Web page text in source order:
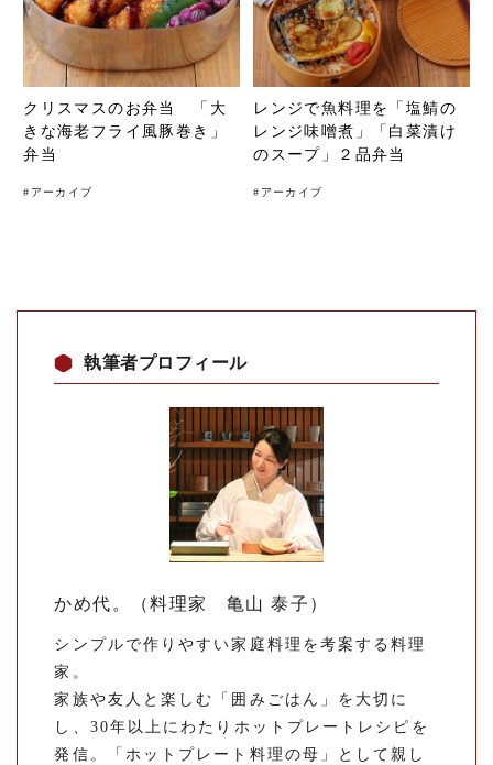
クリスマスのお弁当 「大
きな海老フライ風豚巻き」
弁当
# アーカイブ
レンジで魚料理を「塩鯖の
レンジ味噌煮」「白菜漬け
のスープ」２品弁当
# アーカイブ
執筆者プロフィール
かめ代。（料理家 亀山 泰子）
シンプルで作りやすい家庭料理を考案する料理
家。
家族や友人と楽しむ「囲みごはん」を大切に
し、30年以上にわたりホットプレートレシピを
発信。「ホットプレート料理の母」として親し